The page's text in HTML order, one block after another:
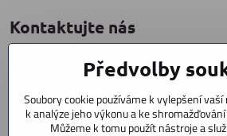
Kontaktujte nás
CYCLESTAR s​.r​.o​.
Praha 5 Radotín
153 00
Předvolby
Soubory cookie používáme k vylepšení
k analýze jeho výkonu a ke
Můžeme k tomu použít nástroje a